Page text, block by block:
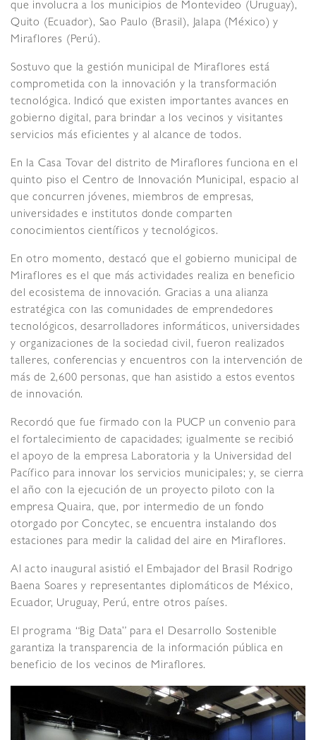
que involucra a los municipios de Montevideo (Uruguay),
Quito (Ecuador), Sao Paulo (Brasil), Jalapa (México) y
Miraflores (Perú).
Sostuvo que la gestión municipal de Miraflores está
comprometida con la innovación y la transformación
tecnológica. Indicó que existen importantes avances en
gobierno digital, para brindar a los vecinos y visitantes
servicios más eficientes y al alcance de todos.
En la Casa Tovar del distrito de Miraflores funciona en el
quinto piso el Centro de Innovación Municipal, espacio al
que concurren jóvenes, miembros de empresas,
universidades e institutos donde comparten
conocimientos científicos y tecnológicos.
En otro momento, destacó que el gobierno municipal de
Miraflores es el que más actividades realiza en beneficio
del ecosistema de innovación. Gracias a una alianza
estratégica con las comunidades de emprendedores
tecnológicos, desarrolladores informáticos, universidades
y organizaciones de la sociedad civil, fueron realizados
talleres, conferencias y encuentros con la intervención de
más de 2,600 personas, que han asistido a estos eventos
de innovación.
Recordó que fue firmado con la PUCP un convenio para
el fortalecimiento de capacidades; igualmente se recibió
el apoyo de la empresa Laboratoria y la Universidad del
Pacífico para innovar los servicios municipales; y, se cierra
el año con la ejecución de un proyecto piloto con la
empresa Quaira, que, por intermedio de un fondo
otorgado por Concytec, se encuentra instalando dos
estaciones para medir la calidad del aire en Miraflores.
Al acto inaugural asistió el Embajador del Brasil Rodrigo
Baena Soares y representantes diplomáticos de México,
Ecuador, Uruguay, Perú, entre otros países.
El programa “Big Data” para el Desarrollo Sostenible
garantiza la transparencia de la información pública en
beneficio de los vecinos de Miraflores.